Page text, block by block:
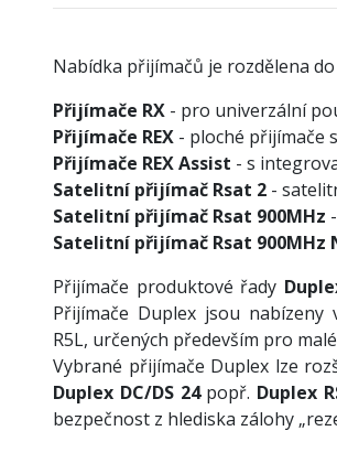
Nabídka přijímačů je rozdělena
Přijímače RX - pro univerzální
Přijímače REX - ploché přijímače
Přijímače REX Assist - s
Satelitní přijímač Rsat 2 -
Satelitní přijímač Rsat 900MHz
Satelitní přijímač Rsat 900MHz
Přijímače produktové řady
Přijímače Duplex jsou
R5L, určených především pro
Vybrané přijímače Duplex lze
Duplex DC/DS 24popř. Duplex
bezpečnost z hlediska zálohy